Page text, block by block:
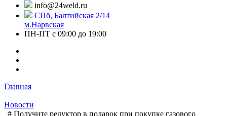
info@24weld.ru
СПб, Балтийская 2/14
м.Нарвская
ПН-ПТ с 09:00 до 19:00
Главная
Новости
# Получите редуктор в подарок при покупке газового